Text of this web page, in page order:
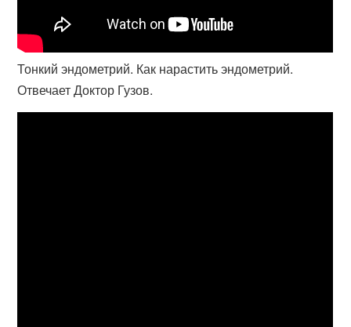
Тонкий эндометрий. Как нарастить эндометрий.
Отвечает Доктор Гузов.